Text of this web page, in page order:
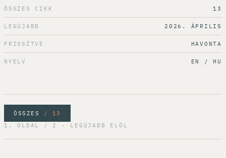
ÖSSZES CIKK 13
LEGÚJABB 2026. ÁPRILIS
FRISSÍTVE HAVONTA
NYELV EN / HU
ÖSSZES
/ 13
1. OLDAL / 2 · LEGÚJABB ELÖL